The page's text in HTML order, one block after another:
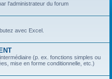
e
l'administrateur du forum
avec Excel.
(p. ex. fonctions simples ou
mise en forme conditionnelle, etc.)